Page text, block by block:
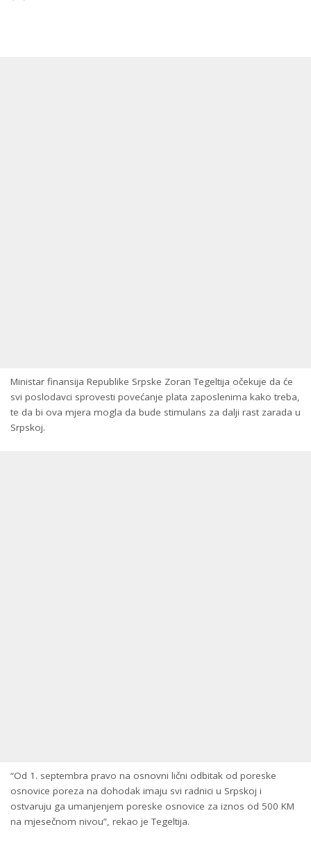
Ministar finansija Republike Srpske Zoran Tegeltija očekuje da će
svi poslodavci sprovesti povećanje plata zaposlenima kako treba,
te da bi ova mjera mogla da bude stimulans za dalji rast zarada u
Srpskoj.
“Od 1. septembra pravo na osnovni lični odbitak od poreske
osnovice poreza na dohodak imaju svi radnici u Srpskoj i
ostvaruju ga umanjenjem poreske osnovice za iznos od 500 KM
na mjesečnom nivou”, rekao je Tegeltija.